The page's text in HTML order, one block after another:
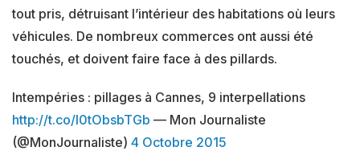
tout pris, détruisant l’intérieur des habitations où leurs
véhicules. De nombreux commerces ont aussi été
touchés, et doivent faire face à des pillards.
Intempéries : pillages à Cannes, 9 interpellations
http://t.co/I0tObsbTGb — Mon Journaliste
(@MonJournaliste) 4 Octobre 2015